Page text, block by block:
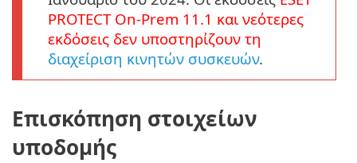
PROTECT On-Prem 11.1 και νεότερες
εκδόσεις δεν υποστηρίζουν τη
διαχείριση κινητών συσκευών.
Επισκόπηση στοιχείων
υποδομής